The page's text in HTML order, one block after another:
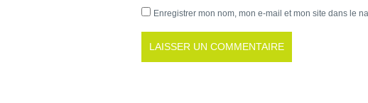
Enregistrer mon nom, mon e-mail et mon site dans le